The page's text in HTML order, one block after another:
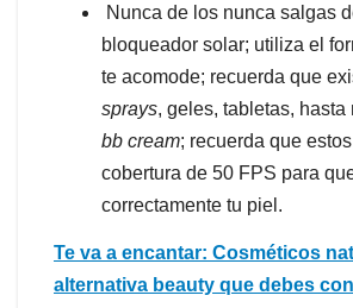
Nunca de los nunca salgas
bloqueador solar; utiliza el
te acomode; recuerda que
sprays, geles, tabletas,
bb cream; recuerda que
cobertura de 50 FPS para
correctamente tu piel.
Te va a encantar: Cosméticos
alternativa beauty que debes